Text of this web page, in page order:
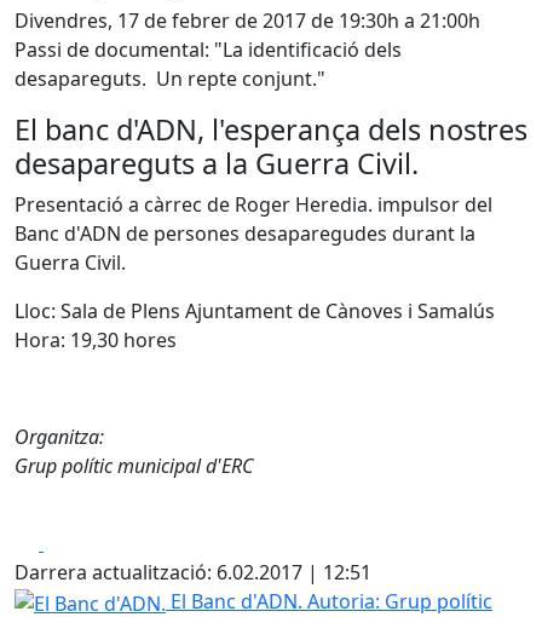
Divendres, 17 de febrer de 2017 de 19:30h a 21:00h
Passi de documental: "La identificació dels
desapareguts. Un repte conjunt."
El banc d'ADN, l'esperança dels nostres
desapareguts a la Guerra Civil.
Presentació a càrrec de Roger Heredia. impulsor del
Banc d'ADN de persones desaparegudes durant la
Guerra Civil.
Lloc: Sala de Plens Ajuntament de Cànoves i Samalús
Hora: 19,30 hores
Organitza:
Grup polític municipal d'ERC
Darrera actualització: 6.02.2017 | 12:51
El Banc d'ADN.
El Banc d'ADN. Autoria: Grup polític